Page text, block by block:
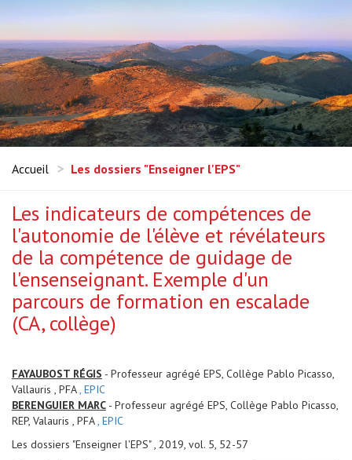
Accueil Les dossiers "Enseigner l'EPS"
Les indicateurs de compétences de
l'autonomie de l'élève et révélateurs
de la compétence de guidage de
l'ensenseignant. Exemple d'un
parcours de formation en escalade
(CA, collège)
FAYAUBOST RÉGIS - Professeur agrégé EPS, Collège Pablo Picasso,
Vallauris , PFA, EPIC
BERENGUIER MARC - Professeur agrégé EPS, Collège Pablo Picasso,
REP, Valauris , PFA, EPIC
Les dossiers "Enseigner l'EPS" , 2019, vol. 5, 52-57